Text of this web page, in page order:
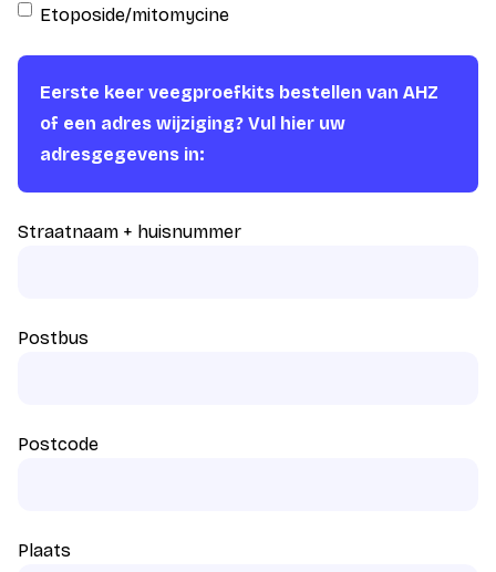
Etoposide/mitomycine
Eerste keer veegproefkits bestellen van AHZ
of een adres wijziging? Vul hier uw
adresgegevens in:
Straatnaam + huisnummer
Postbus
Postcode
Plaats